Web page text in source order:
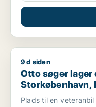
Otto søger lager
9 d siden
Otto søger lager
Region Sjælland
Plads til en